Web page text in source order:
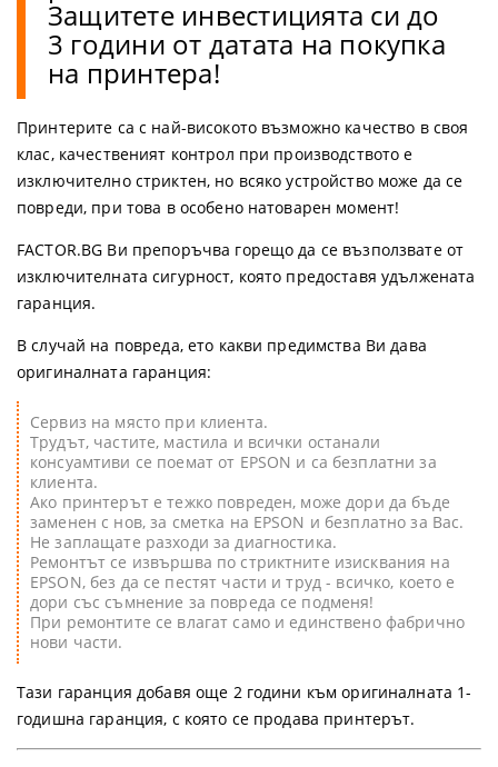
Защитете инвестицията си до
3 години от датата на покупка
на принтера!
Принтерите са с най-високото възможно качество в своя
клас, качественият контрол при производството е
изключително стриктен, но всяко устройство може да се
повреди, при това в особено натоварен момент!
FACTOR.BG Ви препоръчва горещо да се възползвате от
изключителната сигурност, която предоставя удължената
гаранция.
В случай на повреда, ето какви предимства Ви дава
оригиналната гаранция:
Сервиз на място при клиента.
Трудът, частите, мастила и всички останали
консуамтиви се поемат от EPSON и са безплатни за
клиента.
Ако принтерът е тежко повреден, може дори да бъде
заменен с нов, за сметка на EPSON и безплатно за Вас.
Не заплащате разходи за диагностика.
Ремонтът се извършва по стриктните изисквания на
EPSON, без да се пестят части и труд - всичко, което е
дори със съмнение за повреда се подменя!
При ремонтите се влагат само и единствено фабрично
нови части.
Тази гаранция добавя още 2 години към оригиналната 1-
годишна гаранция, с която се продава принтерът.